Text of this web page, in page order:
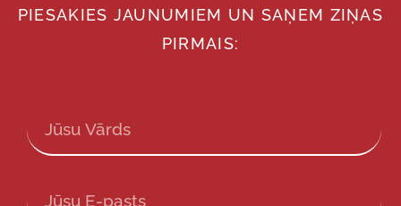
PIESAKIES JAUNUMIEM UN SAŅEM ZIŅAS
PIRMAIS: